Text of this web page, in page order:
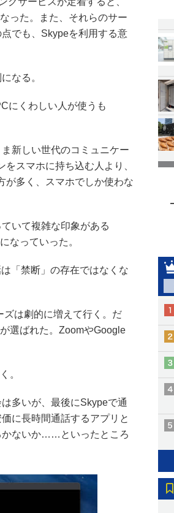
った。また、それらのサー
でも、Skypeを利用する意
なる。
にくわしい人が使うも
新しい世代のコミュニケー
スマホに持ち込む人より、
が多く、スマホでしか使わな
いて複雑な印象がある
なっていった。
「禁断」の存在ではなくな
は劇的に増えて行く。だ
選ばれた。ZoomやGoogle
。
多いが、最後にSkypeで通
に長時間通話するアプリと
かないか……といったところ